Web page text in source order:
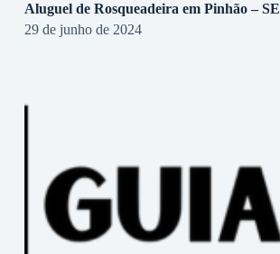
Aluguel de Rosqueadeira em Pinhão – SE
29 de junho de 2024